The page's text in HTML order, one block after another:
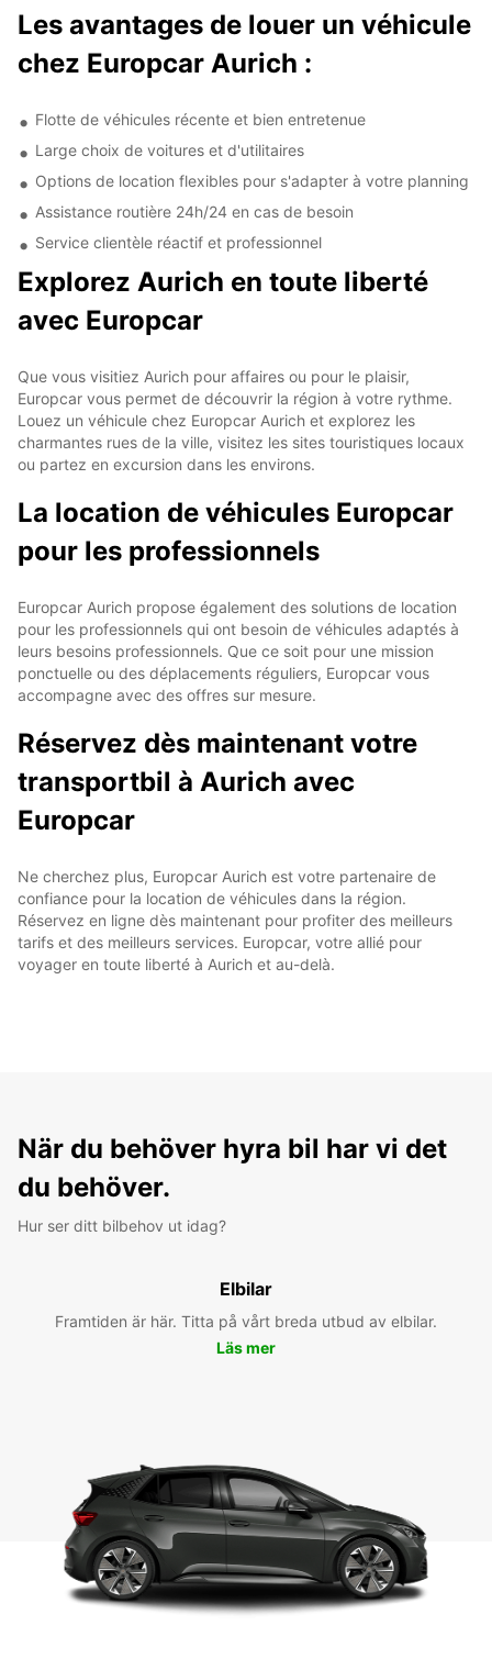
Les avantages de louer un véhicule
chez Europcar Aurich :
Flotte de véhicules récente et bien entretenue
Large choix de voitures et d'utilitaires
Options de location flexibles pour s'adapter à votre planning
Assistance routière 24h/24 en cas de besoin
Service clientèle réactif et professionnel
Explorez Aurich en toute liberté
avec Europcar
Que vous visitiez Aurich pour affaires ou pour le plaisir,
Europcar vous permet de découvrir la région à votre rythme.
Louez un véhicule chez Europcar Aurich et explorez les
charmantes rues de la ville, visitez les sites touristiques locaux
ou partez en excursion dans les environs.
La location de véhicules Europcar
pour les professionnels
Europcar Aurich propose également des solutions de location
pour les professionnels qui ont besoin de véhicules adaptés à
leurs besoins professionnels. Que ce soit pour une mission
ponctuelle ou des déplacements réguliers, Europcar vous
accompagne avec des offres sur mesure.
Réservez dès maintenant votre
transportbil à Aurich avec
Europcar
Ne cherchez plus, Europcar Aurich est votre partenaire de
confiance pour la location de véhicules dans la région.
Réservez en ligne dès maintenant pour profiter des meilleurs
tarifs et des meilleurs services. Europcar, votre allié pour
voyager en toute liberté à Aurich et au-delà.
När du behöver hyra bil har vi det
du behöver.
Hur ser ditt bilbehov ut idag?
Elbilar
Framtiden är här. Titta på vårt breda utbud av elbilar.
Läs mer